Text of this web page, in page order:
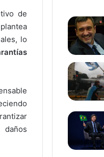
de
lo